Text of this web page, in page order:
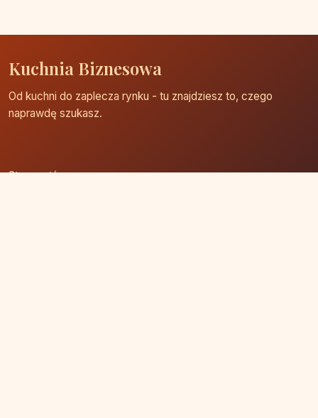
Kuchnia Biznesowa
Od kuchni do zaplecza rynku - tu znajdziesz to, czego
naprawdę szukasz.
Strona główna